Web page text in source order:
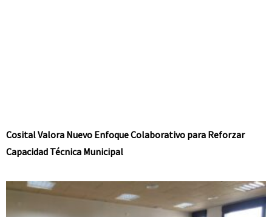
Cosital Valora Nuevo Enfoque Colaborativo para Reforzar
Capacidad Técnica Municipal